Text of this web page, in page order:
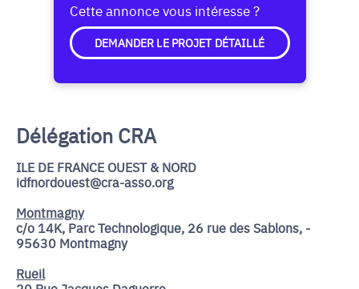
Cette annonce vous intéresse ?
DEMANDER LE PROJET DÉTAILLÉ
Délégation CRA
ILE DE FRANCE OUEST & NORD
idfnordouest@cra-asso.org
Montmagny
c/o 14K, Parc Technologique, 26 rue des Sablons, -
95630 Montmagny
Rueil